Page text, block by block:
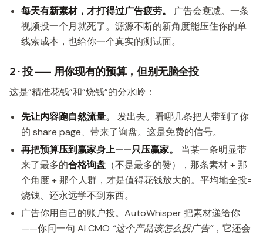
每天有新素材，才打得过广告疲劳。
广告会衰减。一条
视频投一个月就死了。源源不断的新角度能压住你的单
线索成本，也给你一个真实的测试面。
2 · 投 —— 用你现有的预算，但别无脑全投
这是”精准花钱”和”烧钱”的分水岭：
先让内容跑自然流量。
发出去。看哪几条把人带到了你
的 share page、带来了询盘。这是免费的信号。
再把预算压到赢家身上——只压赢家。
当某一条明显带
来了最多的合格询盘 （不是最多的赞），那条素材 + 那
个角度 + 那个人群，才是值得花钱放大的。平均地全投=
烧钱、还永远学不到东西。
广告你用自己的账户投。AutoWhisper 把素材递给你
——你问一句 AI CMO “这个产品该怎么投广告”，它还会